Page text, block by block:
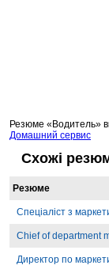
Резюме «Водитель»
Домашний сервис
Схожі
Резюме
Спеціаліст з
Chief of department
Директор по